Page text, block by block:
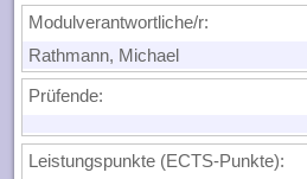
Modulverantwortliche/r:
Rathmann, Michael
Prüfende:
Leistungspunkte (ECTS-Punkte):